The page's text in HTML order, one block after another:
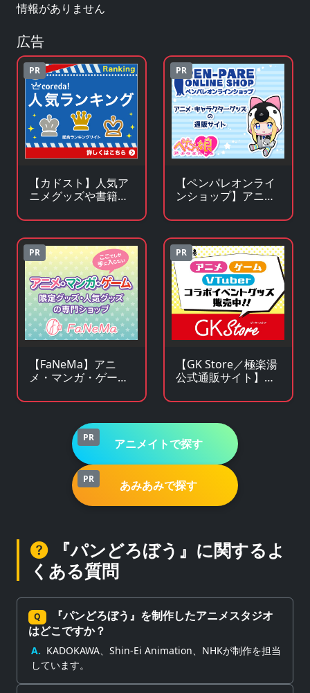
情報がありません
広告
PR
【カドスト】人気ア
ニメグッズや書籍の
ラインストア
PR
【ペンパレオンライ
ンショップ】アニ
ッズの通販サイト
PR
【FaNeMa】アニ
メ・マンガ・ゲーム
ズを皆様にお届けし
PR
【GK Store／極楽湯
公式通販サイト】ア
コラボグッズ通販
PR アニメイトで探す
PR あみあみで探す
『パンどろぼう』に関するよ
くある質問
Q
『パンどろぼう』を制作したアニメスタジオ
はどこですか？
A. KADOKAWA、Shin-Ei Animation、NHKが制作を担当
しています。